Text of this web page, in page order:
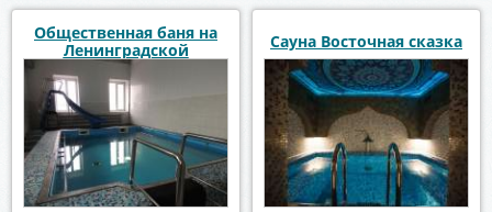
Общественная баня на
Ленинградской
Сауна Восточная сказка